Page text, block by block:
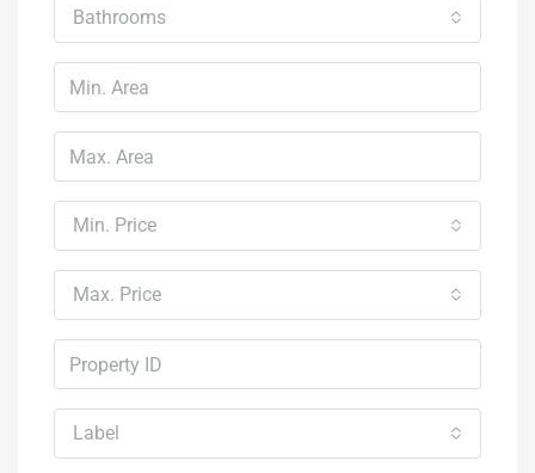
Bathrooms
Min. Price
Max. Price
Label